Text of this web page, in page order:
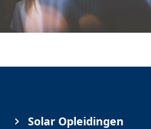
Solar Opleidingen